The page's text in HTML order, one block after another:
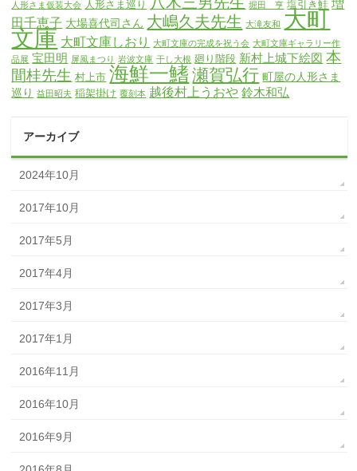
人形さま仮装大会 人形さま巡り 堀田 亨 塩引き鮭 増
田千恵子 大場喜代司さん 大嶋久夫先生 大滝友和 大町
文庫 大町文庫しおり 大町文庫の完成を祝う会 大町文庫ギャラリー作
品展 宝田明 屏風まつり 岩波文庫 干し大根 廻り階段 新村上城下絵図 本
間桂先生 村上市 海鮮一鰭瀬賀弘行 町屋の人形さま
巡り
益田昭夫 稲架掛け 覆刻本 越後村上うおや 鈴木和弘
アーカイブ
2024年10月
2017年10月
2017年5月
2017年4月
2017年3月
2017年1月
2016年11月
2016年10月
2016年9月